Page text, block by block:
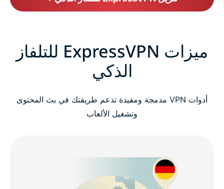
ميزات ExpressVPN للتلفاز
الذكي
أدوات VPN مدمجة ومفيدة تدعم طريقتك في بث المحتوى
وتشغيل الألعاب